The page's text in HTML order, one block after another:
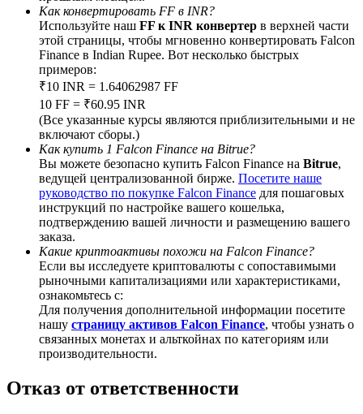
BTC Welcome Rewards
Deposit & Trade BTC to Share 25000 USDT prize pool!
Deposit CASHCAT & Win
Share 500000 CASHCAT prize pool
Exclusive for BitMart Users
Register & Trade to Win 500,000 USDT
Как конвертировать FF в INR?
Используйте наш FF к INR конвертер в верхней части
этой страницы, чтобы мгновенно конвертировать Falcon
Finance в Indian Rupee. Вот несколько быстрых
примеров:
₹10 INR = 1.64062987 FF
10 FF = ₹60.95 INR
(Все указанные курсы являются приблизительными и не
включают сборы.)
Как купить 1 Falcon Finance на Bitrue?
Вы можете безопасно купить Falcon Finance на Bitrue,
ведущей централизованной бирже. Посетите наше
руководство по покупке Falcon Finance для пошаговых
инструкций по настройке вашего кошелька,
подтверждению вашей личности и размещению вашего
заказа.
Какие криптоактивы похожи на Falcon Finance?
Если вы исследуете криптовалюты с сопоставимыми
рыночными капитализациями или характеристиками,
ознакомьтесь с:
Для получения дополнительной информации посетите
нашу страницу активов Falcon Finance, чтобы узнать о
связанных монетах и альткойнах по категориям или
производительности.
Отказ от ответственности